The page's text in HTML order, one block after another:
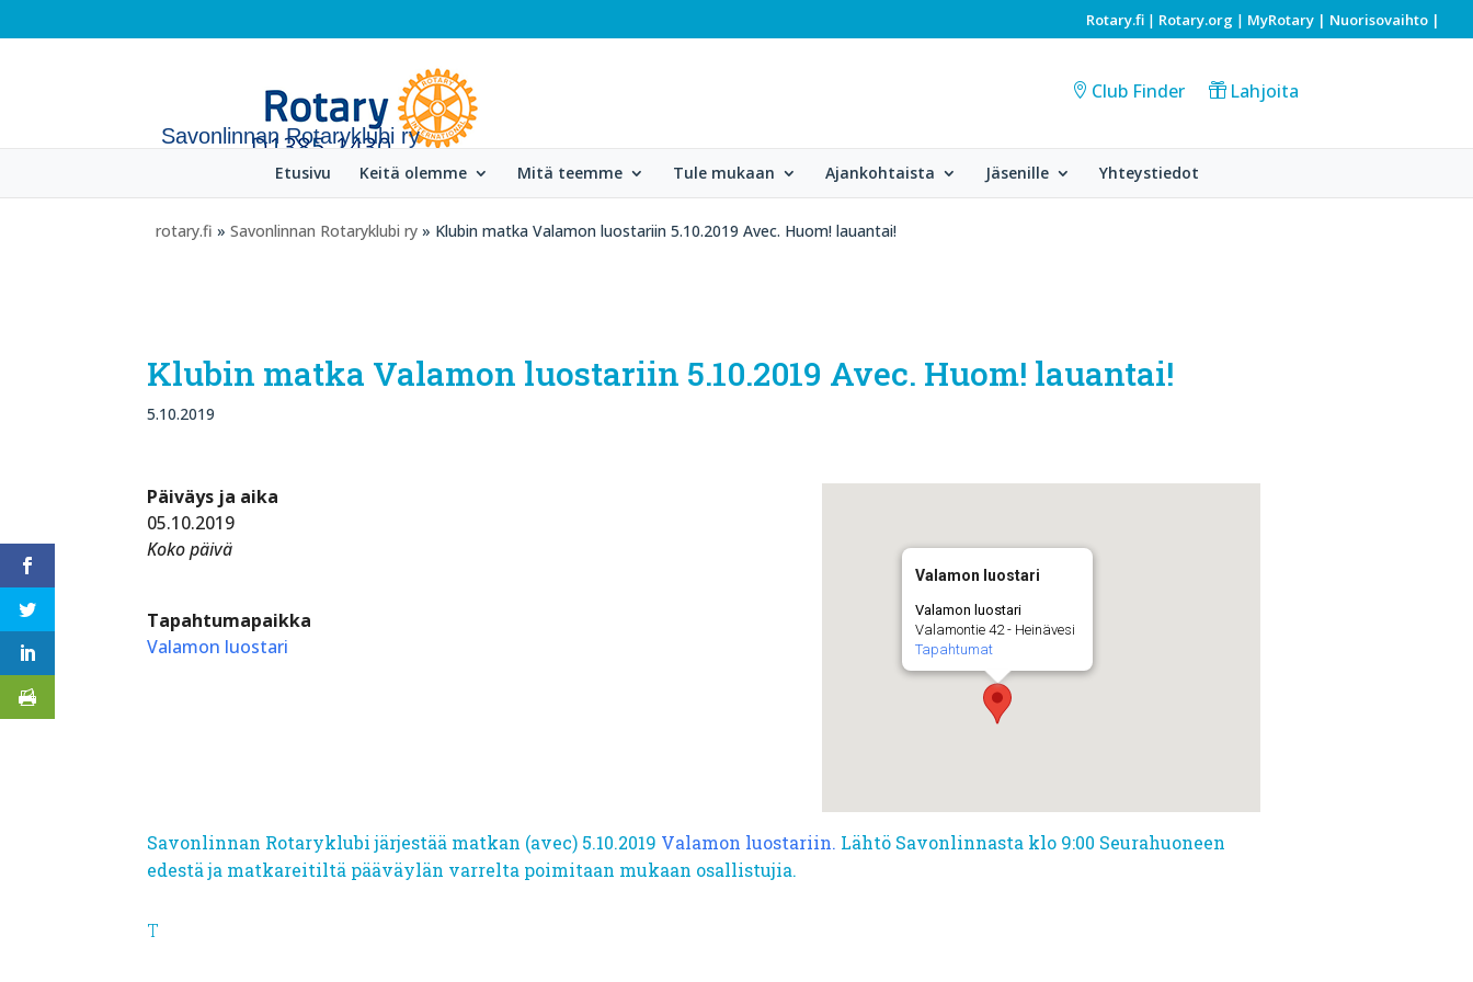
Rotary.fi | Rotary.org | MyRotary | Nuorisovaihto |
Savonlinnan Rotaryklubi ry
Club Finder Lahjoita
Etusivu Keitä olemme Mitä teemme Tule mukaan Ajankohtaista Jäsenille Yhteystiedot
rotary.fi » Savonlinnan Rotaryklubi ry » Klubin matka Valamon luostariin 5.10.2019 Avec. Huom! lauantai!
Klubin matka Valamon luostariin 5.10.2019 Avec. Huom! lauantai!
5.10.2019
Valamon luostari
Valamon luostari
Valamontie 42 - Heinävesi
Tapahtumat
Päiväys ja aika
05.10.2019
Koko päivä
Tapahtumapaikka
Valamon luostari
Savonlinnan Rotaryklubi järjestää matkan (avec) 5.10.2019 Valamon luostariin. Lähtö Savonlinnasta klo 9:00 Seurahuoneen
edestä ja matkareitiltä pääväylän varrelta poimitaan mukaan osallistujia.
T